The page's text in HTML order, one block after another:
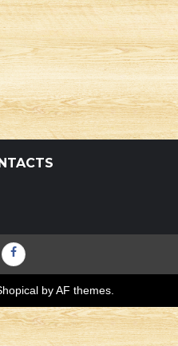
Фейсбук
by AF themes.